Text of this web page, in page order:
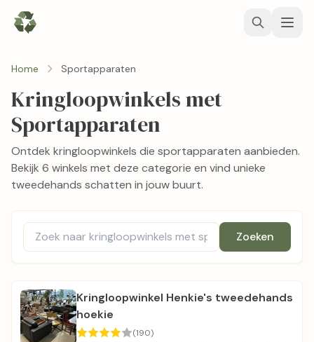
Home Sportapparaten
Kringloopwinkels met
Sportapparaten
Ontdek kringloopwinkels die sportapparaten aanbieden.
Bekijk 6 winkels met deze categorie en vind unieke
tweedehands schatten in jouw buurt.
Zoeken
Kringloopwinkel Henkie's tweedehands
hoekie
(190)